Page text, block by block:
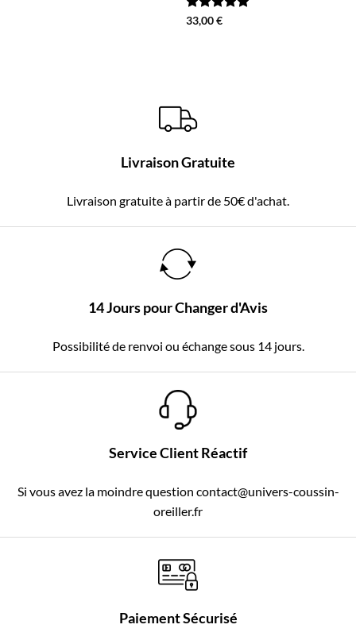
Note5
33,00€
Livraison Gratuite
Livraison gratuite à partir de 50€ d'achat.
14 Jours pour Changer d'Avis
Possibilité de renvoi ou échange sous 14 jours.
Service Client Réactif
Si vous avez la moindre question contact@univers-coussin-
oreiller.fr
Paiement Sécurisé